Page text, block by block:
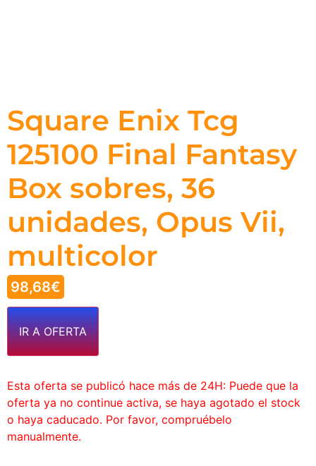
Square Enix Tcg
125100 Final Fantasy
Box sobres, 36
unidades, Opus Vii,
multicolor
98,68€
IR A OFERTA
Esta oferta se publicó hace más de 24H: Puede que la
oferta ya no continue activa, se haya agotado el stock
o haya caducado. Por favor, compruébelo
manualmente.